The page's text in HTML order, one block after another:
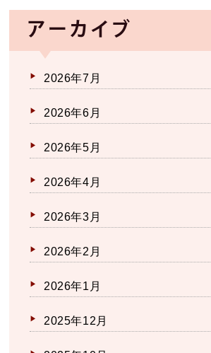
アーカイブ
2026年7月
2026年6月
2026年5月
2026年4月
2026年3月
2026年2月
2026年1月
2025年12月